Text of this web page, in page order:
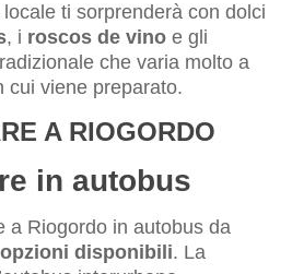
ti sorprenderà con dolci
, i roscos de vino e gli
che varia molto a
cui viene preparato.
A RIOGORDO
in autobus
a Riogordo in autobus da
disponibili. La